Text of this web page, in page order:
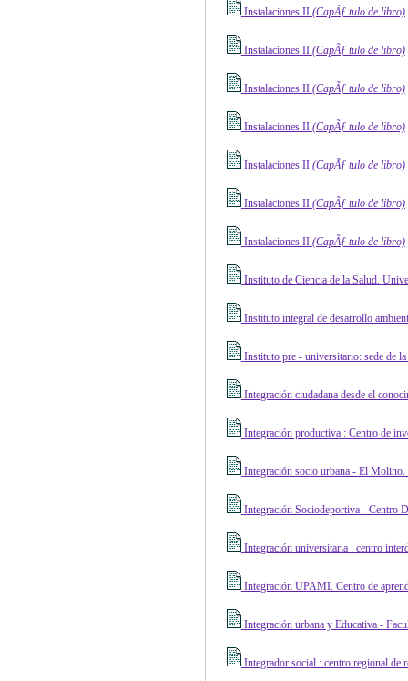
Instalaciones II (CapÃƒ ­tulo de libro)
Instalaciones II (CapÃƒ ­tulo de libro)
Instalaciones II (CapÃƒ ­tulo de libro)
Instalaciones II (CapÃƒ ­tulo de libro)
Instalaciones II (CapÃƒ ­tulo de libro)
Instalaciones II (CapÃƒ ­tulo de libro)
Instalaciones II (CapÃƒ ­tulo de libro)
Instituto de Ciencia de la Salud.
Instituto integral de desarrollo
Instituto pre - universitario: sede de
Integración ciudadana desde el
Integración productiva : Centro de
Integración socio urbana - El
Integración Sociodeportiva - Centro
Integración universitaria : centro
Integración UPAMI. Centro de
Integración urbana y Educativa -
Integrador social : centro regional de